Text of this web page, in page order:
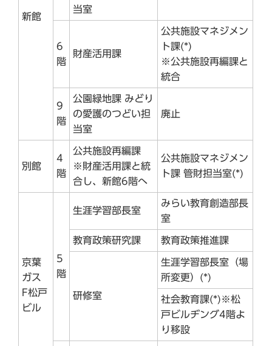
新館
当室
6
階
財産活用課
公共施設マネジメン
ト課(*)
※公共施設再編課と
統合
9
階
公園緑地課 みどり
の愛護のつどい担
当室
廃止
別館
4
階
公共施設再編課
※財産活用課と統
合し、新館6階へ
公共施設マネジメン
ト課 管財担当室(*)
京葉
ガス
F松戸
ビル
5
階
生涯学習部長室
みらい教育創造部長
室
教育政策研究課 教育政策推進課
研修室
生涯学習部長室（場
所変更）(*)
社会教育課(*)※松
戸ビルヂング4階よ
り移設